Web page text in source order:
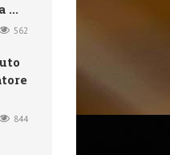
...
562
844